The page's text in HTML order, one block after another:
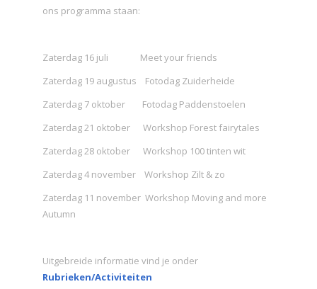
ons programma staan:
Zaterdag 16 juli Meet your friends
Zaterdag 19 augustus Fotodag Zuiderheide
Zaterdag 7 oktober Fotodag Paddenstoelen
Zaterdag 21 oktober Workshop Forest fairytales
Zaterdag 28 oktober Workshop 100 tinten wit
Zaterdag 4 november Workshop Zilt & zo
Zaterdag 11 november Workshop Moving and more
Autumn
Uitgebreide informatie vind je onder
Rubrieken/Activiteiten